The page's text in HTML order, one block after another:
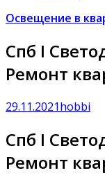
Освещение в
Спб I
Ремонт
29.11.2021hobbi
Спб I
Ремонт